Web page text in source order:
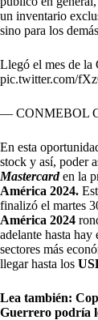
un inventario
sino para los
Llegó el mes de
pic.twitter.com/
— CONMEBOL
En esta
stock y así, poder
Mastercarden la
América 2024.
finalizó el martes
América 2024
adelante hasta
sectores más
llegar hasta los
Lea también:
Guerrero podría